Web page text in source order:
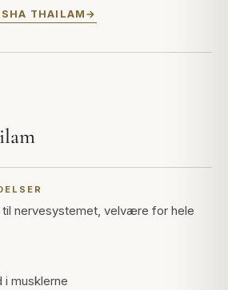
THAILAM
nervesystemet, velvære for hele
i musklerne